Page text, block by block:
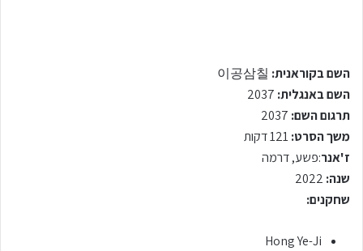
השם בקוראנית: 이공삼칠
השם באנגלית: 2037
תרגום השם: 2037
משך הסרט:121 דקות
ז'אנר:פשע, דרמה
שנה: 2022
שחקנים:
Hong Ye-Ji